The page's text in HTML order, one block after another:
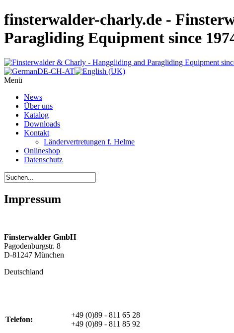
finsterwalder-charly.de -
Paragliding Equipment since
Menü
News
Über uns
Katalog
Downloads
Kontakt
Ländervertretungen f. Helme
Onlineshop
Datenschutz
Impressum
Finsterwalder GmbH
Pagodenburgstr. 8
D-81247 München
Deutschland
Telefon:
+49 (0)89 - 811 65 28
+49 (0)89 - 811 85 92